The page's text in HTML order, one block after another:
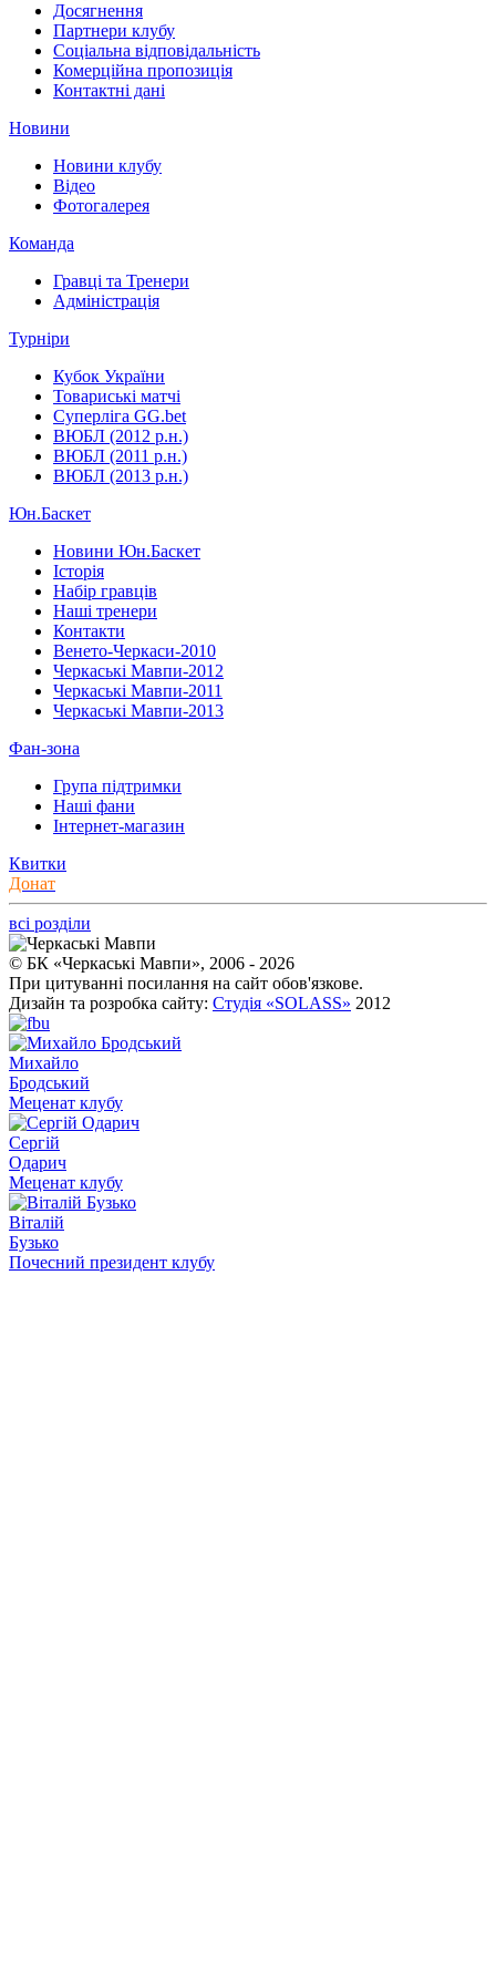
Досягнення
Партнери клубу
Соціальна відповідальність
Комерційна пропозиція
Контактні дані
Новини
Новини клубу
Відео
Фотогалерея
Команда
Гравці та Тренери
Адміністрація
Турніри
Кубок України
Товариські матчі
Суперліга GG.bet
ВЮБЛ (2012 р.н.)
ВЮБЛ (2011 р.н.)
ВЮБЛ (2013 р.н.)
Юн.Баскет
Новини Юн.Баскет
Історія
Набір гравців
Наші тренери
Контакти
Венето-Черкаси-2010
Черкаські Мавпи-2012
Черкаські Мавпи-2011
Черкаські Мавпи-2013
Фан-зона
Група підтримки
Наші фани
Інтернет-магазин
Квитки
Донат
всі розділи
© БК «Черкаські Мавпи», 2006 - 2026
При цитуванні посилання на сайт обов'язкове.
Дизайн та розробка сайту: Студія «SOLASS» 2012
Михайло
Бродський
Меценат клубу
Сергій
Одарич
Меценат клубу
Віталій
Бузько
Почесний президент клубу